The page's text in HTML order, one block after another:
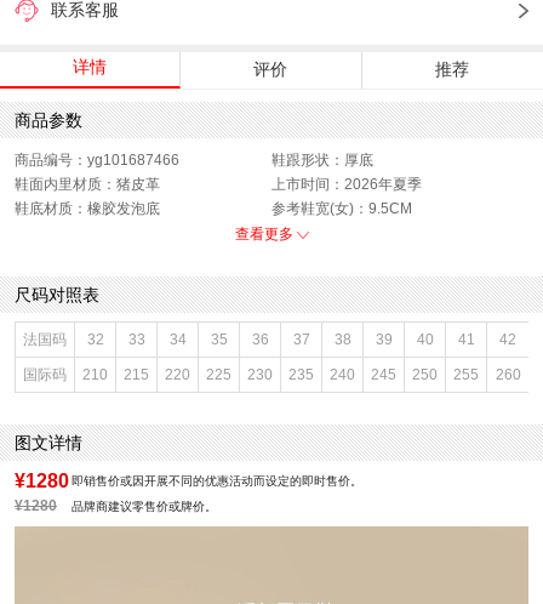
联系客服
详情 评价 推荐
商品参数
商品编号：yg101687466
鞋跟形状：厚底
鞋面内里材质：猪皮革
上市时间：2026年夏季
鞋底材质：橡胶发泡底
参考鞋宽(女)：9.5CM
鞋类流行款式：凉鞋
前掌高度：2CM
款式季节：夏季
配跟：无
鞋垫材质：猪皮革
鞋头款式：包头
鞋面材质：牛皮革
鞋面图案：纯色
参考鞋长(女)：27CM
制鞋工艺：胶贴皮鞋
跟高数值：4CM
里料材质：猪皮革
防水台高度：无
风格：休闲
查看更多
尺码对照表
法国码 32 33 34 35 36 37 38 39 40 41 42
国际码 210 215 220 225 230 235 240 245 250 255 260
图文详情
¥1280 即销售价或因开展不同的优惠活动而设定的即时售价。
¥1280 品牌商建议零售价或牌价。